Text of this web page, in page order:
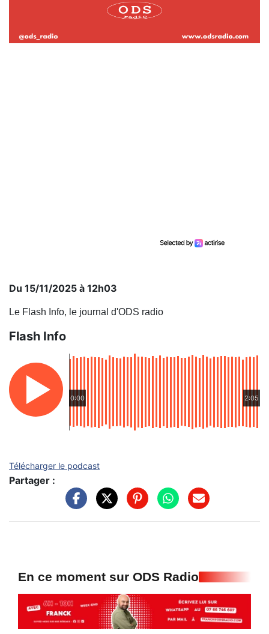
Du 15/11/2025 à 12h03
Le Flash Info, le journal d'ODS radio
Flash Info
0:00 2:05
Télécharger le podcast
Partager :
En ce moment sur ODS Radio